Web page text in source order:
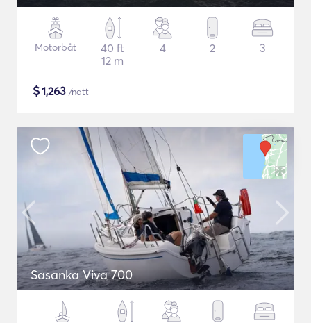
Motorbåt
40 ft
12 m
4 2 3
$1,263 /natt
Sasanka Viva 700